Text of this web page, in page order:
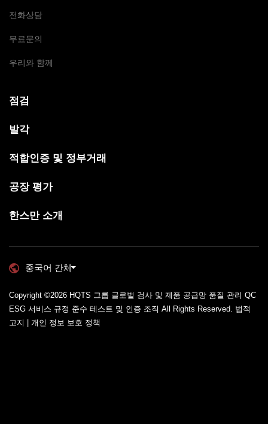
전화상담
무료문의
우리와 함께
점검
발각
적합인증 및 정부거래
공장 평가
한스만 소개
중국어 간체
Copyright ©2026 HQTS 그룹 글로벌 검사 및 제품 공급망 품질 관리 QC
ESG 서비스 규정 준수 테스트 및 인증 조직 All Rights Reserved. 법적
고지 | 개인 정보 보호 정책